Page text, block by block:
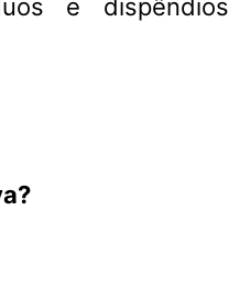
e dispêndios